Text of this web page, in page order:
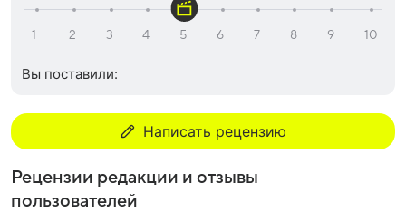
Вы поставили:
Написать рецензию
Рецензии редакции и отзывы
пользователей